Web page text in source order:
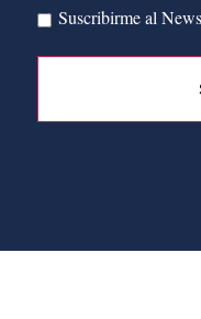
Suscribirme al